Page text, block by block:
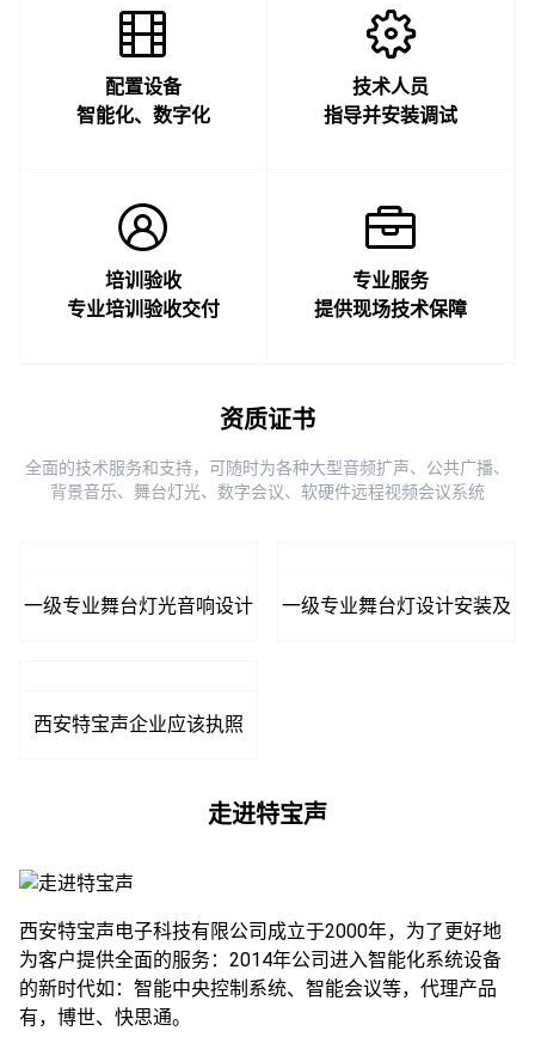
配置设备
智能化、数字化
技术人员
指导并安装调试
培训验收
专业培训验收交付
专业服务
提供现场技术保障
资质证书
全面的技术服务和支持，可随时为各种大型音频扩声、公共广播、
背景音乐、舞台灯光、数字会议、软硬件远程视频会议系统
一级专业舞台灯光音响设计
一级专业舞台灯设计安装及
西安特宝声企业应该执照
走进特宝声
西安特宝声电子科技有限公司成立于2000年，为了更好地
为客户提供全面的服务：2014年公司进入智能化系统设备
的新时代如：智能中央控制系统、智能会议等，代理产品
有，博世、快思通。